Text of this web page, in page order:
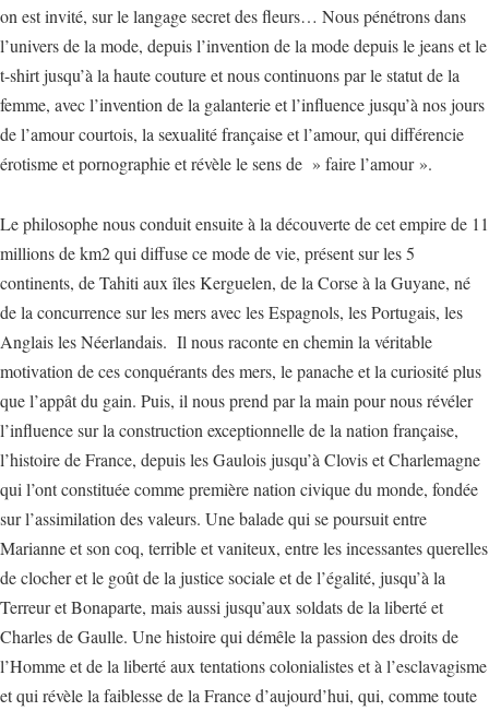
on est invité, sur le langage secret des fleurs… Nous pénétrons dans
l’univers de la mode, depuis l’invention de la mode depuis le jeans et le
t-shirt jusqu’à la haute couture et nous continuons par le statut de la
femme, avec l’invention de la galanterie et l’influence jusqu’à nos jours
de l’amour courtois, la sexualité française et l’amour, qui différencie
érotisme et pornographie et révèle le sens de » faire l’amour ».
Le philosophe nous conduit ensuite à la découverte de cet empire de 11
millions de km2 qui diffuse ce mode de vie, présent sur les 5
continents, de Tahiti aux îles Kerguelen, de la Corse à la Guyane, né
de la concurrence sur les mers avec les Espagnols, les Portugais, les
Anglais les Néerlandais. Il nous raconte en chemin la véritable
motivation de ces conquérants des mers, le panache et la curiosité plus
que l’appât du gain. Puis, il nous prend par la main pour nous révéler
l’influence sur la construction exceptionnelle de la nation française,
l’histoire de France, depuis les Gaulois jusqu’à Clovis et Charlemagne
qui l’ont constituée comme première nation civique du monde, fondée
sur l’assimilation des valeurs. Une balade qui se poursuit entre
Marianne et son coq, terrible et vaniteux, entre les incessantes querelles
de clocher et le goût de la justice sociale et de l’égalité, jusqu’à la
Terreur et Bonaparte, mais aussi jusqu’aux soldats de la liberté et
Charles de Gaulle. Une histoire qui démêle la passion des droits de
l’Homme et de la liberté aux tentations colonialistes et à l’esclavagisme
et qui révèle la faiblesse de la France d’aujourd’hui, qui, comme toute